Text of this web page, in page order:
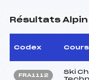
Résultats
Codex
FRA1112
Ski